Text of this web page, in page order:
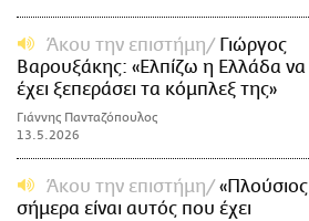
Άκου την επιστήμη
Γιώργος
Βαρουξάκης: «Ελπίζω η Ελλάδα να
έχει ξεπεράσει τα κόμπλεξ της»
Γιάννης Πανταζόπουλος
13.5.2026
Άκου την επιστήμη
«Πλούσιος
σήμερα είναι αυτός που έχει